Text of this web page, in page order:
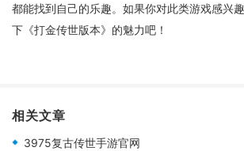
都能找到自己的乐趣。如果你对此类游戏感兴
下《打金传世版本》的魅力吧！
相关文章
3975复古传世手游官网